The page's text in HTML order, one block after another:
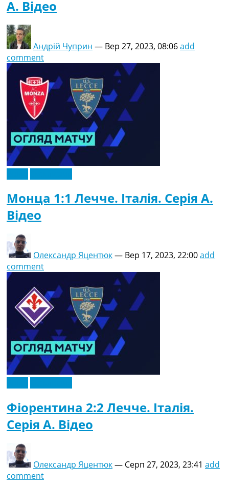
A. Відео
Андрій Чуприн — Вер 27, 2023, 08:06add
comment
Монца 1:1 Лечче. Італія. Серія A.
Відео
Олександр Яцентюк— Вер 17, 2023, 22:00add
comment
Фіорентина 2:2 Лечче. Італія.
Серія A. Відео
Олександр Яцентюк— Серп 27, 2023, 23:41 add
comment